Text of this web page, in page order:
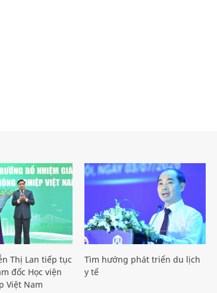
Thị Lan tiếp tục
đốc Học viện
Việt Nam
Tìm hướng phát triển du lịch
y tế